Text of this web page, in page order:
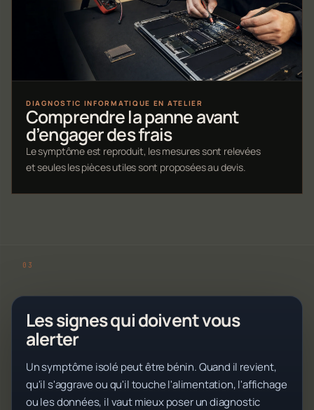
DIAGNOSTIC INFORMATIQUE EN ATELIER
Comprendre la panne avant
d’engager des frais
Le symptôme est reproduit, les mesures sont relevées
et seules les pièces utiles sont proposées au devis.
Les signes qui doivent vous
alerter
Un symptôme isolé peut être bénin. Quand il revient,
qu'il s'aggrave ou qu'il touche l'alimentation, l'affichage
ou les données, il vaut mieux poser un diagnostic